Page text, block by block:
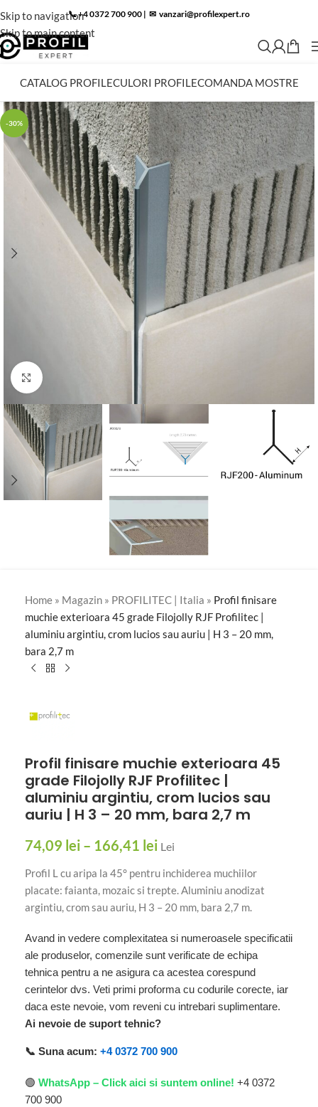
Skip to navigation
Skip to main content
📞 +4 0372 700 900 | ✉︎ vanzari@profilexpert.ro
CATALOG PROFILECULORI PROFILECOMANDA MOSTRE
-30%
Click to enlarge
Home » Magazin » PROFILITEC | Italia » Profil finisare
muchie exterioara 45 grade Filojolly RJF Profilitec |
aluminiu argintiu, crom lucios sau auriu | H 3 – 20 mm,
bara 2,7 m
Profil finisare muchie exterioara 45
grade Filojolly RJF Profilitec |
aluminiu argintiu, crom lucios sau
auriu | H 3 – 20 mm, bara 2,7 m
74,09 lei – 166,41 lei Lei
Profil L cu aripa la 45° pentru inchiderea muchiilor
placate: faianta, mozaic si trepte. Aluminiu anodizat
argintiu, crom sau auriu, H 3 – 20 mm, bara 2,7 m.
Avand in vedere complexitatea si numeroasele specificatii
ale produselor, comenzile sunt verificate de echipa
tehnica pentru a ne asigura ca acestea corespund
cerintelor dvs. Veti primi proforma cu codurile corecte, iar
daca este nevoie, vom reveni cu intrebari suplimentare.
Ai nevoie de suport tehnic?
📞 Suna acum: +4 0372 700 900
🟢 WhatsApp – Click aici si suntem online! +4 0372
700 900